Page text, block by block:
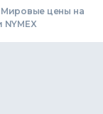
Мировые цены на
NYMEX